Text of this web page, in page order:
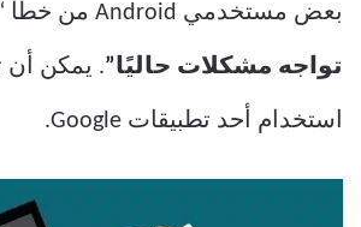
بعض مستخدمي Android من خطأ “
تواجه مشكلات حاليًا”. يمكن أن
استخدام أحد تطبيقات Google.